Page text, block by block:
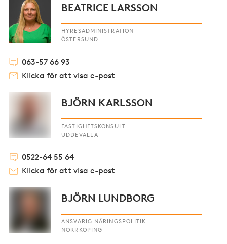
BEATRICE LARSSON
HYRESADMINISTRATION
ÖSTERSUND
063-57 66 93
Klicka för att visa e-post
BJÖRN KARLSSON
FASTIGHETSKONSULT
UDDEVALLA
0522-64 55 64
Klicka för att visa e-post
BJÖRN LUNDBORG
ANSVARIG NÄRINGSPOLITIK
NORRKÖPING